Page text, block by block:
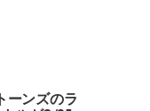
ーンズのラ